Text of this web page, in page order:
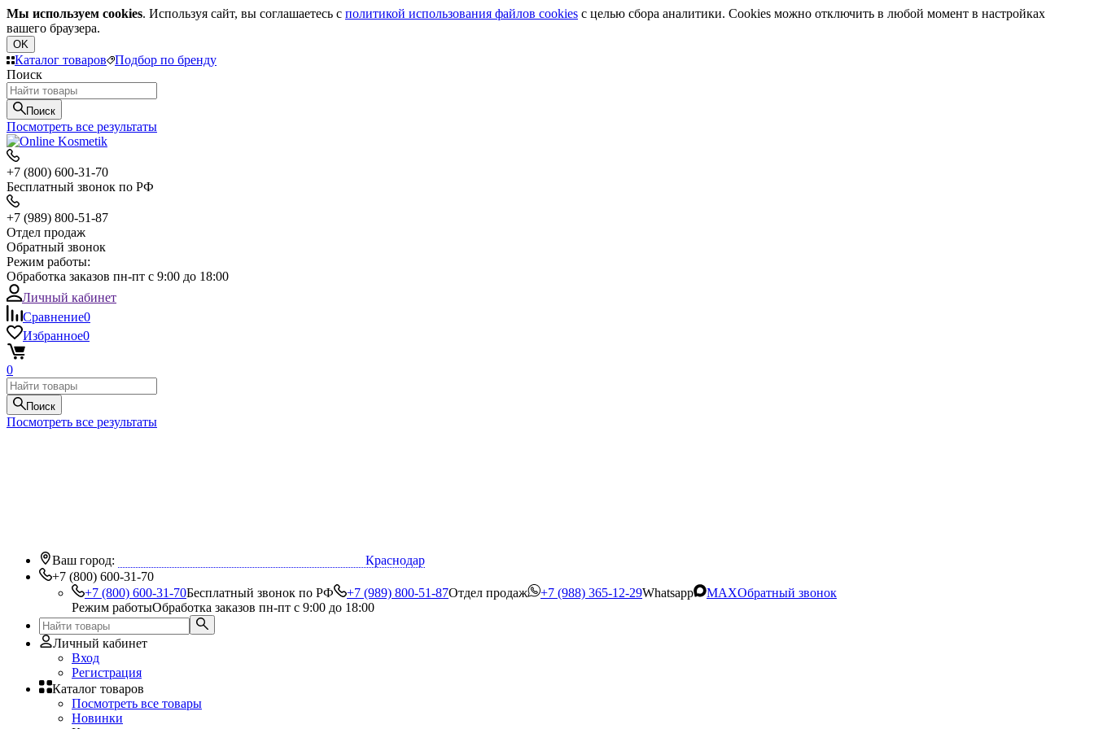
Мы используем cookies. Используя сайт, вы соглашаетесь с политикой использования файлов cookies с целью сбора аналитики. Cookies можно отключить в любой момент в настройках
вашего браузера.
OK
Каталог товаров
Подбор по бренду
Поиск
Поиск
Посмотреть все результаты
+7 (800) 600-31-70
Бесплатный звонок по РФ
+7 (989) 800-51-87
Отдел продаж
Обратный звонок
Режим работы:
Обработка заказов пн-пт с 9:00 до 18:00
Личный кабинет
Сравнение0
Избранное0
0
Поиск
Посмотреть все результаты
Ваш город:
Краснодар
+7 (800) 600-31-70
+7 (800) 600-31-70Бесплатный звонок по РФ +7 (989) 800-51-87Отдел продаж +7 (988) 365-12-29Whatsapp MAXОбратный звонок
Режим работыОбработка заказов пн-пт с 9:00 до 18:00
Личный кабинет
Вход
Регистрация
Каталог товаров
Посмотреть все товары
Новинки